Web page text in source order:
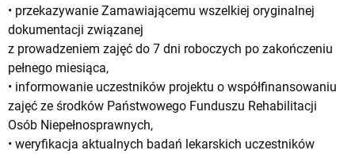
• przekazywanie Zamawiającemu wszelkiej oryginalnej
dokumentacji związanej
z prowadzeniem zajęć do 7 dni roboczych po zakończeniu
pełnego miesiąca,
• informowanie uczestników projektu o współfinansowaniu
zajęć ze środków Państwowego Funduszu Rehabilitacji
Osób Niepełnosprawnych,
• weryfikacja aktualnych badań lekarskich uczestników